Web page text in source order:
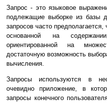
Запрос - это языковое
подлежащие выборке из базы
запросов часто
основанной на
ориентированной на
достаточную возможность
вычисления.
Запросы используются в
очевидно приложение, в
запросы конечного